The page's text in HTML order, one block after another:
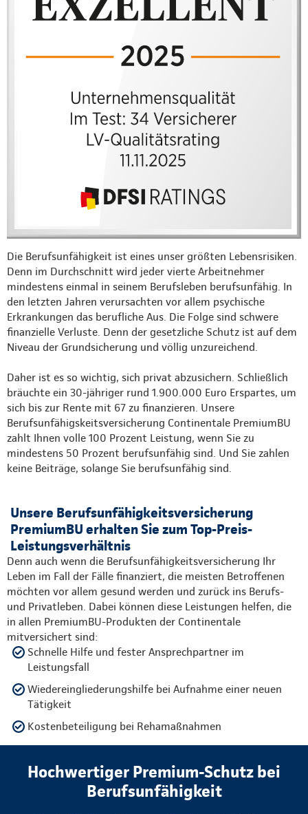
Die Berufsunfähigkeit ist eines unser größten Lebensrisiken.
Denn im Durchschnitt wird jeder vierte Arbeitnehmer
mindestens einmal in seinem Berufsleben berufsunfähig. In
den letzten Jahren verursachten vor allem psychische
Erkrankungen das berufliche Aus. Die Folge sind schwere
finanzielle Verluste. Denn der gesetzliche Schutz ist auf dem
Niveau der Grundsicherung und völlig unzureichend.
Daher ist es so wichtig, sich privat abzusichern. Schließlich
bräuchte ein 30-jähriger rund 1.900.000 Euro Erspartes, um
sich bis zur Rente mit 67 zu finanzieren. Unsere
Berufsunfähigskeitsversicherung Continentale PremiumBU
zahlt Ihnen volle 100 Prozent Leistung, wenn Sie zu
mindestens 50 Prozent berufsunfähig sind. Und Sie zahlen
keine Beiträge, solange Sie berufsunfähig sind.
Unsere Berufsunfähigkeitsversicherung
PremiumBU erhalten Sie zum Top-Preis-
Leistungsverhältnis
Denn auch wenn die Berufsunfähigkeitsversicherung Ihr
Leben im Fall der Fälle finanziert, die meisten Betroffenen
möchten vor allem gesund werden und zurück ins Berufs-
und Privatleben. Dabei können diese Leistungen helfen, die
in allen PremiumBU-Produkten der Continentale
mitversichert sind:
Schnelle Hilfe und fester Ansprechpartner im
Leistungsfall
Wiedereingliederungshilfe bei Aufnahme einer neuen
Tätigkeit
Kostenbeteiligung bei Rehamaßnahmen
Hochwertiger Premium-Schutz bei
Berufsunfähigkeit